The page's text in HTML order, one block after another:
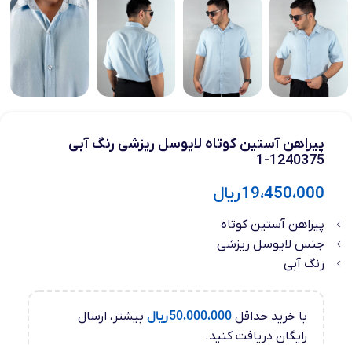
پیراهن آستین کوتاه لایوسل ریزشی رنگ آبی
1240375-1
19،450،000ریال
پیراهن آستین کوتاه
جنس لایوسل ریزشی
رنگ آبی
با خرید حداقل 50،000،000ریال بیشتر، ارسال
رایگان دریافت کنید.